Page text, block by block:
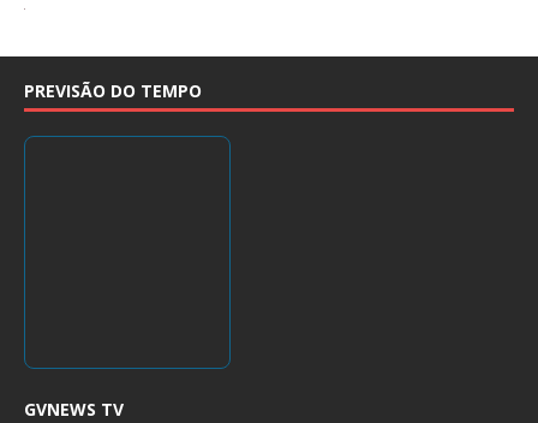
PREVISÃO DO TEMPO
GVNEWS TV